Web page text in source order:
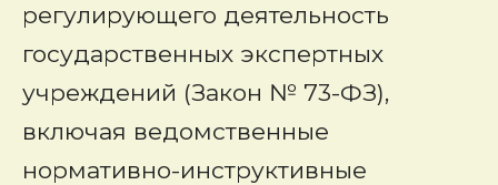
регулирующего деятельность
государственных экспертных
учреждений (Закон № 73-ФЗ),
включая ведомственные
нормативно-инструктивные